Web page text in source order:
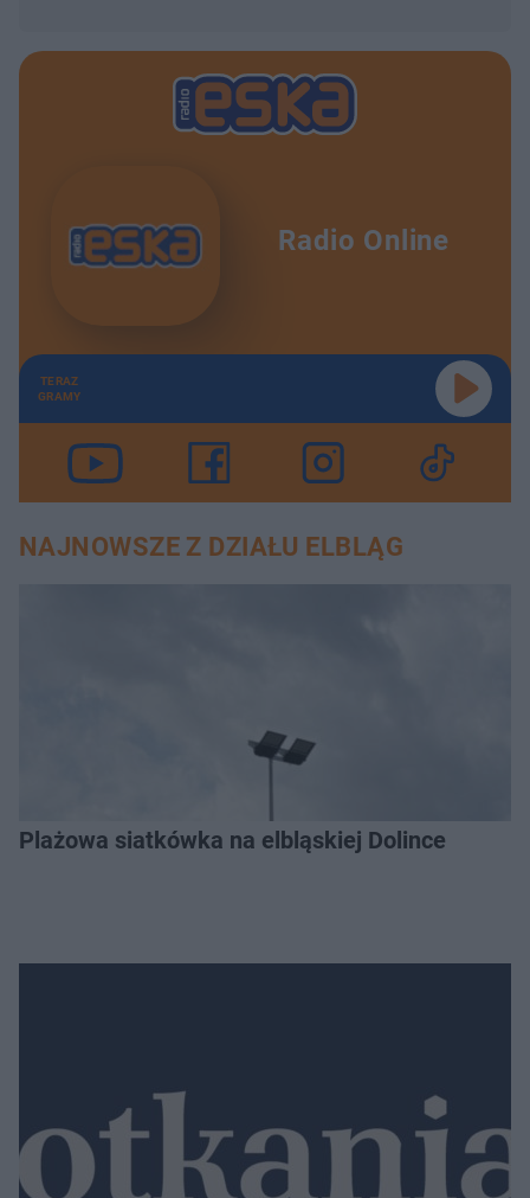
Radio Online
TERAZ
GRAMY
NAJNOWSZE Z DZIAŁU ELBLĄG
Plażowa siatkówka na elbląskiej Dolince